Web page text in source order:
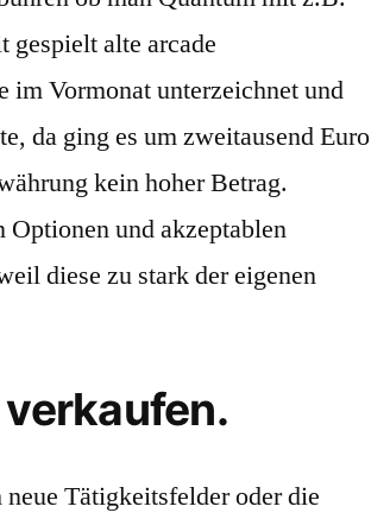
alte arcade
im Vormonat unterzeichnet und
da ging es um zweitausend Euro
kein hoher Betrag.
und akzeptablen
diese zu stark der eigenen
Tätigkeitsfelder oder die